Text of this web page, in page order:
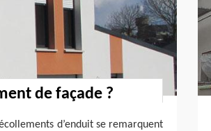
de façade ?
d’enduit se remarquent